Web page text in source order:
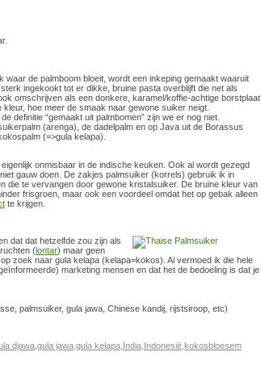
de palmboom bloeit, wordt een inkeping gemaakt waaruit
ingekookt tot er dikke, bruine pasta overblijft die net als
omschrijven als een donkere, karamel/koffie-achtige borstplaat
hoe meer de smaak naar gewone suiker neigt.
definitie “gemaakt uit palmbomen” zijn we er nog niet.
(arenga), de dadelpalm en op Java uit de Borassus
(=>gula kelapa).
eigenlijk onmisbaar in de indische keuken. Ook al wordt gezegd
gauw doen. De zakjes palmsuiker (korrels) gebruik ik in
die te vervangen door gewone kristalsuiker. De bruine kleur van
frisgroen, maar ook een voordeel omdat het op gebak alleen
te krijgen.
dat dat hetzelfde zou zijn als
(lontar) maar geen
zoek naar gula kelapa (kelapa=kokos). Al vermoed ik die hele
marketing mensen en dat het de bedoeling is dat je
palmsuiker, gula jawa, Chinese kandij, rijstsiroop, etc)
djawa gula jawa gula kelapa India Indonesië kokosbloesem